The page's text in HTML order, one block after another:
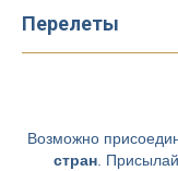
Перелеты
Возможно
стран .